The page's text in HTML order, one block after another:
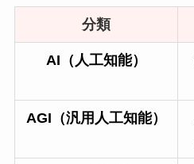
分類
AI（人工知能）
AGI（汎用人工知能）